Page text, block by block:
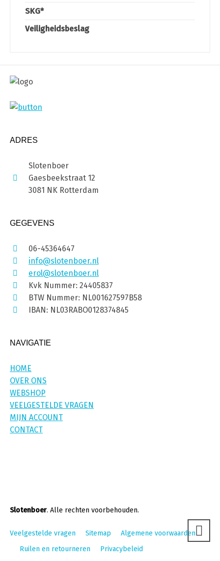
SKG*
Veiligheidsbeslag
ADRES
Slotenboer
Gaesbeekstraat 12
3081 NK Rotterdam
GEGEVENS
06-45364647
info@slotenboer.nl
erol@slotenboer.nl
Kvk Nummer: 24405837
BTW Nummer: NL001627597B58
IBAN: NL03RABO0128374845
NAVIGATIE
HOME
OVER ONS
WEBSHOP
VEELGESTELDE VRAGEN
MIJN ACCOUNT
CONTACT
Slotenboer. Alle rechten voorbehouden.
Veelgestelde vragen Sitemap
Algemene voorwaarden
Ruilen en retourneren
Privacybeleid